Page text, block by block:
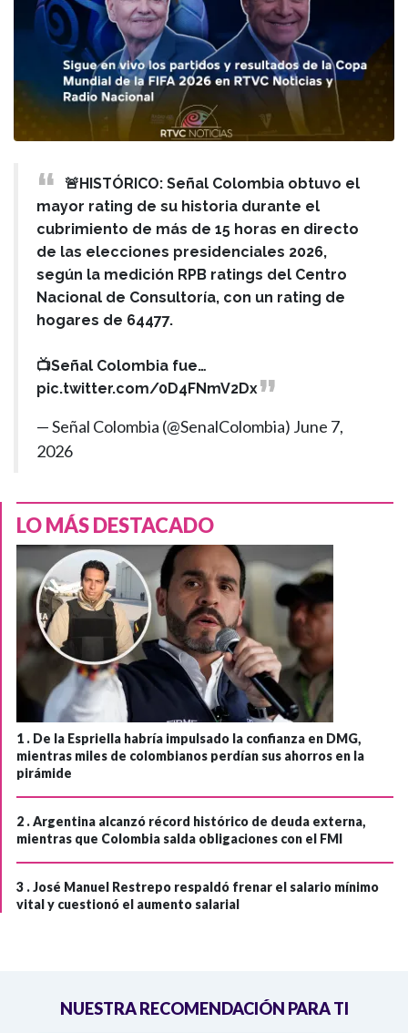
🚨HISTÓRICO: Señal Colombia obtuvo el
mayor rating de su historia durante el
cubrimiento de más de 15 horas en directo
de las elecciones presidenciales 2026,
según la medición RPB ratings del Centro
Nacional de Consultoría, con un rating de
hogares de 64477.
📺Señal Colombia fue…
pic.twitter.com/0D4FNmV2Dx
— Señal Colombia (@SenalColombia) June 7,
2026
LO MÁS DESTACADO
1 . De la Espriella habría impulsado la confianza en DMG,
mientras miles de colombianos perdían sus ahorros en la
pirámide
2 .Argentina alcanzó récord histórico de deuda externa,
mientras que Colombia salda obligaciones con el FMI
3 .José Manuel Restrepo respaldó frenar el salario mínimo
vital y cuestionó el aumento salarial
NUESTRA RECOMENDACIÓN PARA TI